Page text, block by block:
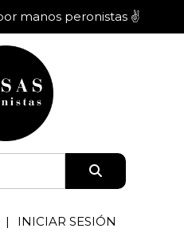
manos peronistas ✌️
INICIAR SESIÓN